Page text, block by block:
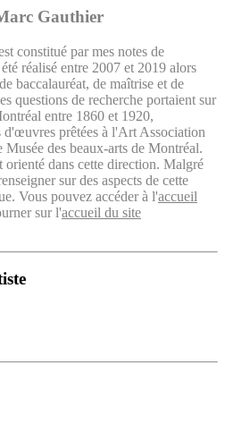
Gauthier
constitué par mes notes de
réalisé entre 2007 et 2019 alors
baccalauréat, de maîtrise et de
questions de recherche portaient sur
entre 1860 et 1920,
prêtées à l'Art Association
des beaux-arts de Montréal.
dans cette direction. Malgré
sur des aspects de cette
Vous pouvez accéder à l'accueil
sur l'accueil du site